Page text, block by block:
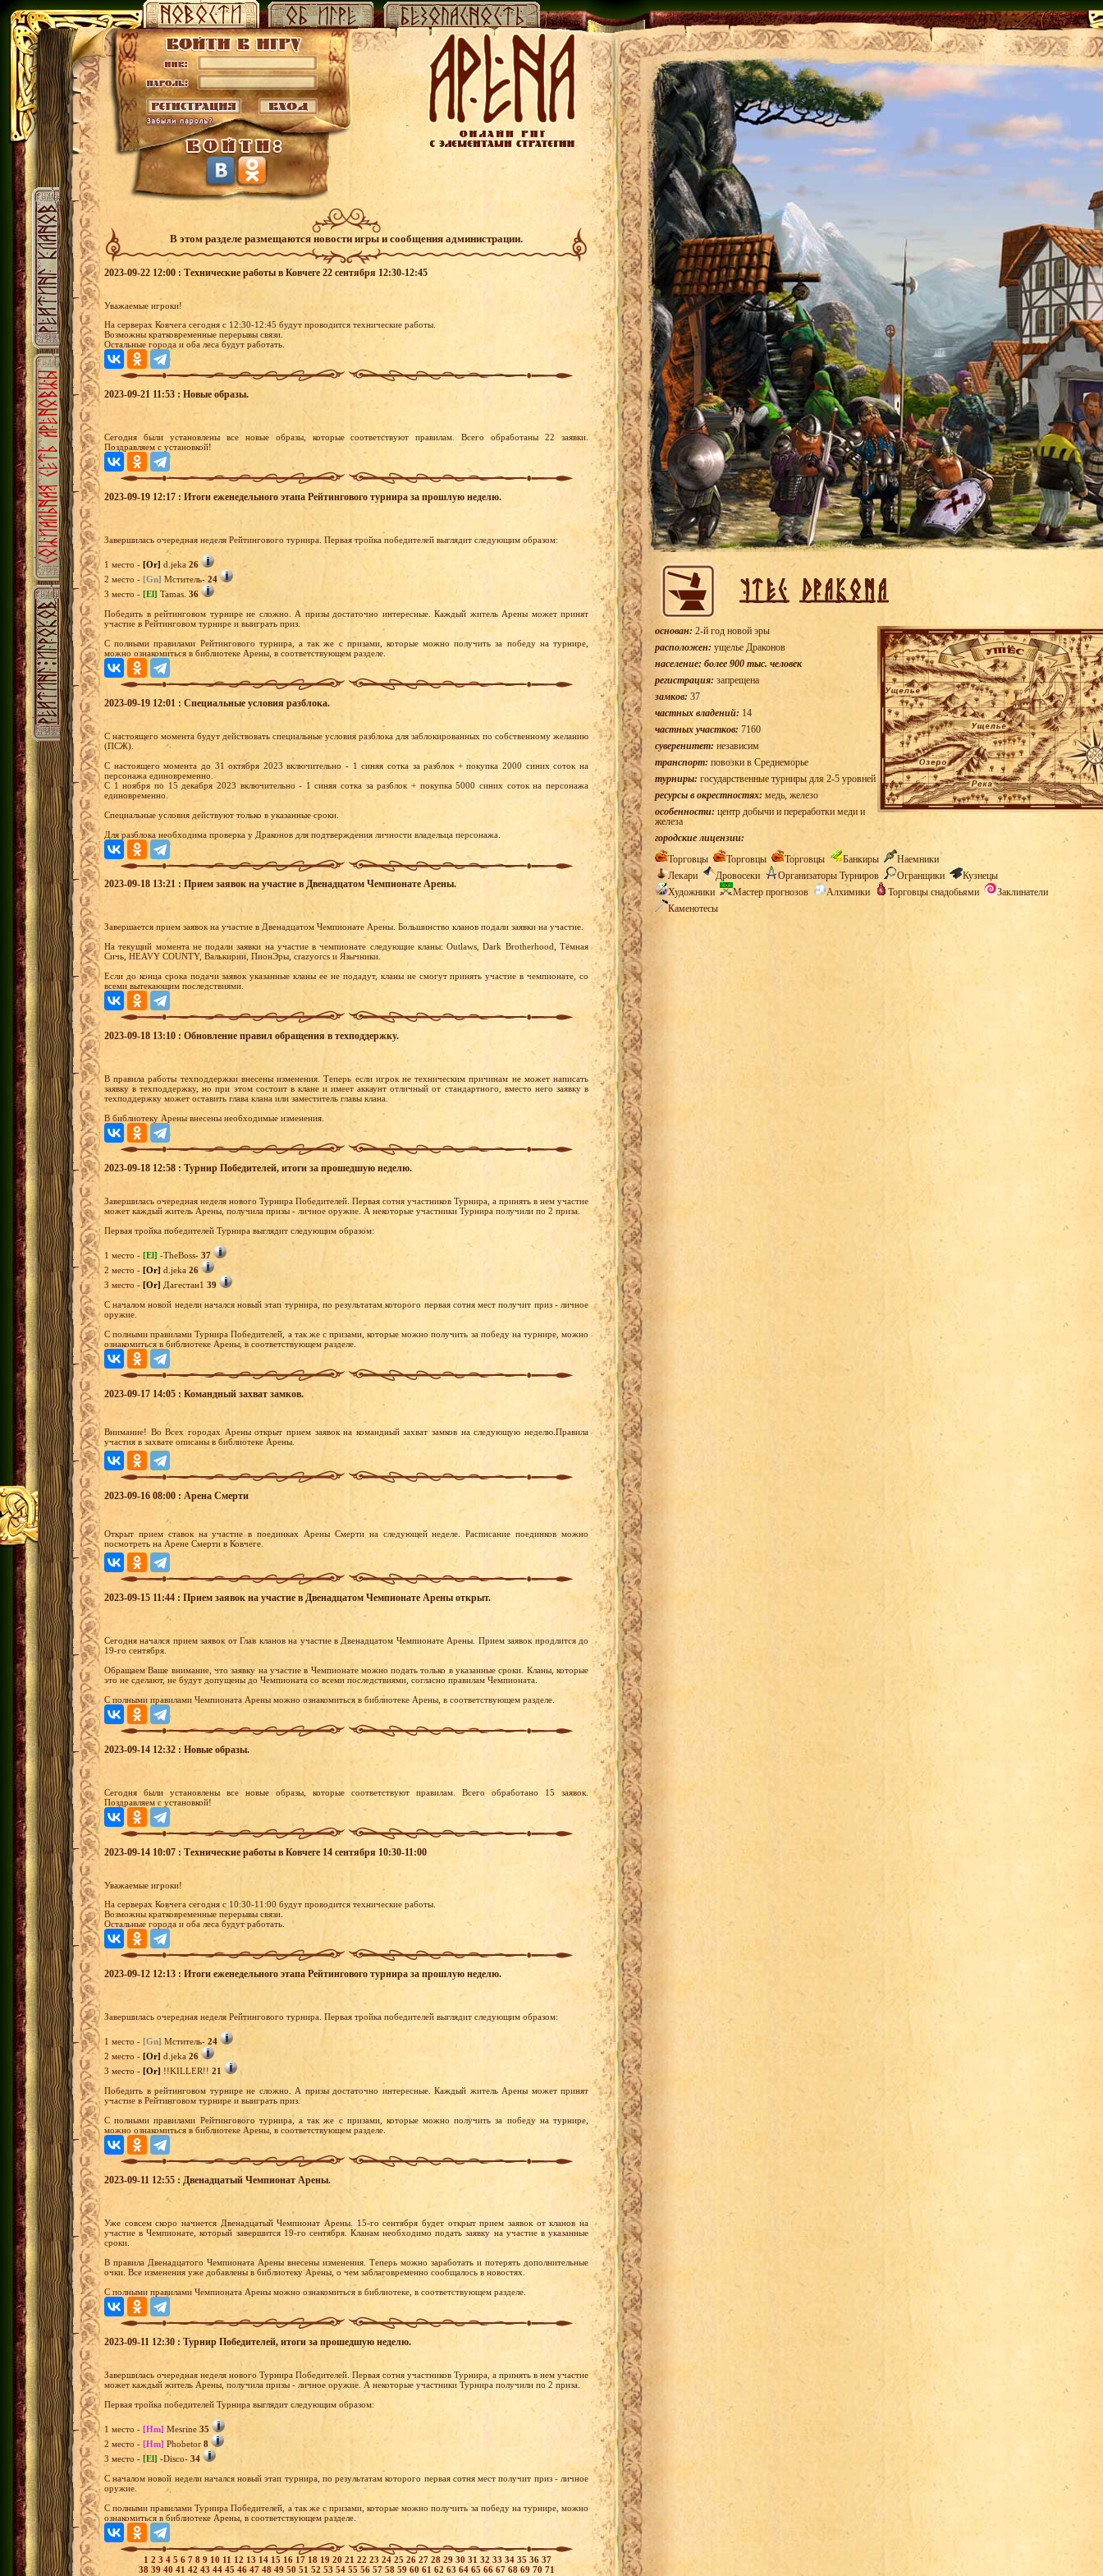
В этом разделе размещаются новости игры и сообщения администрации.
2023-09-22 12:00 : Технические работы в Ковчеге 22 сентября 12:30-12:45
Уважаемые игроки!
На серверах Ковчега сегодня с 12:30-12:45 будут проводится технические работы.
Возможны кратковременные перерывы связи.
Остальные города и оба леса будут работать.
2023-09-21 11:53 : Новые образы.
Сегодня были установлены все новые образы, которые соответствуют правилам. Всего обработаны 22 заявки.
Поздравляем с установкой!
2023-09-19 12:17 : Итоги еженедельного этапа Рейтингового турнира за прошлую неделю.
Завершилась очередная неделя Рейтингового турнира. Первая тройка победителей выглядит следующим образом:
1 место - [Or] d.jeka 26
2 место - [Gn] Мститель- 24
3 место - [El] Tamas. 36
Победить в рейтинговом турнире не сложно. А призы достаточно интересные. Каждый житель Арены может принят
участие в Рейтинговом турнире и выиграть приз.
С полными правилами Рейтингового турнира, а так же с призами, которые можно получить за победу на турнире,
можно ознакомиться в библиотеке Арены, в соответствующем разделе.
2023-09-19 12:01 : Специальные условия разблока.
С настоящего момента будут действовать специальные условия разблока для заблокированных по собственному желанию
(ПСЖ).
С настоящего момента до 31 октября 2023 включительно - 1 синяя сотка за разблок + покупка 2000 синих соток на
персонажа единовременно.
С 1 ноября по 15 декабря 2023 включительно - 1 синяя сотка за разблок + покупка 5000 синих соток на персонажа
единовременно.
Специальные условия действуют только в указанные сроки.
Для разблока необходима проверка у Драконов для подтверждения личности владельца персонажа.
2023-09-18 13:21 : Прием заявок на участие в Двенадцатом Чемпионате Арены.
Завершается прием заявок на участие в Двенадцатом Чемпионате Арены. Большинство кланов подали заявки на участие.
На текущий момента не подали заявки на участие в чемпионате следующие кланы: Outlaws, Dark Brotherhood, Тёмная
Сичь, HEAVY COUNTY, Валькирии, ПионЭры, crazyorcs и Язычники.
Если до конца срока подачи заявок указанные кланы ее не подадут, кланы не смогут принять участие в чемпионате, со
всеми вытекающим последствиями.
2023-09-18 13:10 : Обновление правил обращения в техподдержку.
В правила работы техподдержки внесены изменения. Теперь если игрок не техническим причинам не может написать
заявку в техподдержку, но при этом состоит в клане и имеет аккаунт отличный от стандартного, вместо него заявку в
техподдержку может оставить глава клана или заместитель главы клана.
В библиотеку Арены внесены необходимые изменения.
2023-09-18 12:58 : Турнир Победителей, итоги за прошедшую неделю.
Завершилась очередная неделя нового Турнира Победителей. Первая сотня участников Турнира, а принять в нем участие
может каждый житель Арены, получила призы - личное оружие. А некоторые участники Турнира получили по 2 приза.
Первая тройка победителей Турнира выглядит следующим образом:
1 место - [El] -TheBoss- 37
2 место - [Or]d.jeka 26
3 место - [Or] Дагестан1 39
С началом новой недели начался новый этап турнира, по результатам которого первая сотня мест получит приз - личное
оружие.
С полными правилами Турнира Победителей, а так же с призами, которые можно получить за победу на турнире, можно
ознакомиться в библиотеке Арены, в соответствующем разделе.
2023-09-17 14:05 : Командный захват замков.
Внимание! Во Всех городах Арены открыт прием заявок на командный захват замков на следующую неделю.Правила
участия в захвате описаны в библиотеке Арены.
2023-09-16 08:00 : Арена Смерти
Открыт прием ставок на участие в поединках Арены Смерти на следующей неделе. Расписание поединков можно
посмотреть на Арене Смерти в Ковчеге.
2023-09-15 11:44 : Прием заявок на участие в Двенадцатом Чемпионате Арены открыт.
Сегодня начался прием заявок от Глав кланов на участие в Двенадцатом Чемпионате Арены. Прием заявок продлится до
19-го сентября.
Обращаем Ваше внимание, что заявку на участие в Чемпионате можно подать только в указанные сроки. Кланы, которые
это не сделают, не будут допущены до Чемпионата со всеми последствиями, согласно правилам Чемпионата.
С полными правилами Чемпионата Арены можно ознакомиться в библиотеке Арены, в соответствующем разделе.
2023-09-14 12:32 : Новые образы.
Сегодня были установлены все новые образы, которые соответствуют правилам. Всего обработано 15 заявок.
Поздравляем с установкой!
2023-09-14 10:07 : Технические работы в Ковчеге 14 сентября 10:30-11:00
Уважаемые игроки!
На серверах Ковчега сегодня с 10:30-11:00 будут проводится технические работы.
Возможны кратковременные перерывы связи.
Остальные города и оба леса будут работать.
2023-09-12 12:13 : Итоги еженедельного этапа Рейтингового турнира за прошлую неделю.
Завершилась очередная неделя Рейтингового турнира. Первая тройка победителей выглядит следующим образом:
1 место - [Gn] Мститель- 24
2 место - [Or] d.jeka 26
3 место - [Or] !!KILLER!! 21
Победить в рейтинговом турнире не сложно. А призы достаточно интересные. Каждый житель Арены может принят
участие в Рейтинговом турнире и выиграть приз.
С полными правилами Рейтингового турнира, а так же с призами, которые можно получить за победу на турнире,
можно ознакомиться в библиотеке Арены, в соответствующем разделе.
2023-09-11 12:55 : Двенадцатый Чемпионат Арены.
Уже совсем скоро начнется Двенадцатый Чемпионат Арены. 15-го сентября будет открыт прием заявок от кланов на
участие в Чемпионате, который завершится 19-го сентября. Кланам необходимо подать заявку на участие в указанные
сроки.
В правила Двенадцатого Чемпионата Арены внесены изменения. Теперь можно заработать и потерять дополнительные
очки. Все изменения уже добавлены в библиотеку Арены, о чем заблаговременно сообщалось в новостях.
С полными правилами Чемпионата Арены можно ознакомиться в библиотеке, в соответствующем разделе.
2023-09-11 12:30 : Турнир Победителей, итоги за прошедшую неделю.
Завершилась очередная неделя нового Турнира Победителей. Первая сотня участников Турнира, а принять в нем участие
может каждый житель Арены, получила призы - личное оружие. А некоторые участники Турнира получили по 2 приза.
Первая тройка победителей Турнира выглядит следующим образом:
1 место - [Hm] Mesrine 35
2 место - [Hm] Phobetor 8
3 место - [El] -Disco- 34
С началом новой недели начался новый этап турнира, по результатам которого первая сотня мест получит приз - личное
оружие.
С полными правилами Турнира Победителей, а так же с призами, которые можно получить за победу на турнире, можно
ознакомиться в библиотеке Арены, в соответствующем разделе.
1 2 3 4 5 6 7 8 9 10 11 12 13 14 15 16 17 18 19 20 21 22 23 24 25 26 27 28 29 30 31 32 33 34 35 36 37
38 39 40 41 42 4344 45 46 47 48 49 50 51 52 53 54 55 56 5758 59 60 61 62 63 64 65 66 67 68 69 70 71
основан: 2-й год новой эры
расположен: ущелье Драконов
население: более 900 тыс. человек
регистрация: запрещена
замков: 37
частных владений: 14
частных участков: 7160
суверенитет: независим
транспорт: повозки в Среднеморье
турниры: государственные турниры для 2-5 уровней
ресурсы в окрестностях: медь, железо
особенности: центр добычи и переработки меди и
железа
городские лицензии:
Торговцы
Торговцы Торговцы Банкиры
Наемники
Лекари
Дровосеки Организаторы Турниров Огранщики
Кузнецы
Художники
Мастер прогнозов Алхимики Торговцы снадобьями
Заклинатели
Каменотесы